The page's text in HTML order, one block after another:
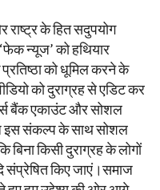
राष्ट्र के हित सदुपयोग
न्यूज’ को हथियार
को धूमिल करने के
को दुराग्रह से एडिट कर
बैंक एकाउंट और सोशल
इस संकल्प के साथ सोशल
बिना किसी दुराग्रह के लोगों
संप्रेषित किए जाएं।समाज